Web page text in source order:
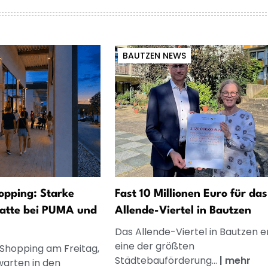
Starke
bei PUMA und
am Freitag,
in den
BAUTZEN NEWS
Fast 10 Millionen Euro für das
Allende-Viertel in Bautzen
Das Allende-Viertel in Bautzen
eine der größten
Städtebauförderung... | mehr